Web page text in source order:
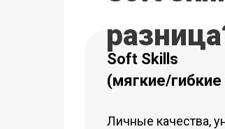
Soft Skills
(мягкие/
Личные качества,